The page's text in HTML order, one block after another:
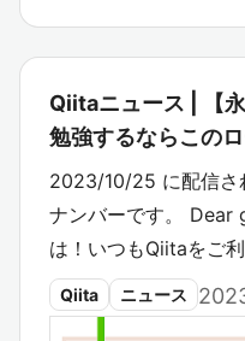
Qiitaニュース | 【
勉強するならこの
2023/10/25 に配信さ
ナンバーです。 Dear
は！いつもQiitaをご
Qiita ニュース